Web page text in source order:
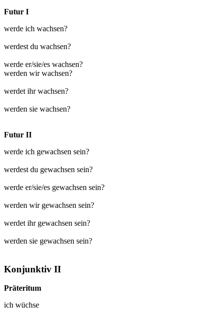
Futur I
werde ich wachsen?
werdest du wachsen?
werde er/sie/es wachsen?
werden wir wachsen?
werdet ihr wachsen?
werden sie wachsen?
Futur II
werde ich gewachsen sein?
werdest du gewachsen sein?
werde er/sie/es gewachsen sein?
werden wir gewachsen sein?
werdet ihr gewachsen sein?
werden sie gewachsen sein?
Konjunktiv II
Präteritum
ich wüchse